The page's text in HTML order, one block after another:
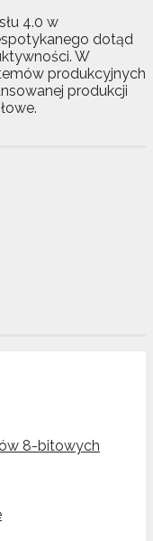
4.0 w
dotąd
W
produkcyjnych
produkcji
8-bitowych